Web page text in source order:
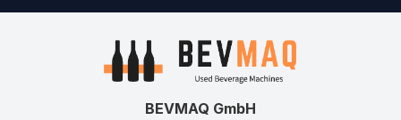
BEVMAQ GmbH